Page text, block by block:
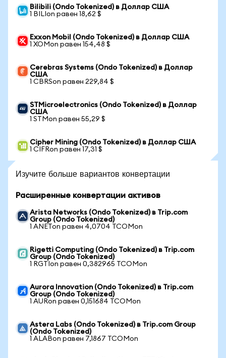
Bilibili (Ondo Tokenized) в Доллар США
1 BILIon равен 18,62 $
Exxon Mobil (Ondo Tokenized) в Доллар США
1 XOMon равен 154,48 $
Cerebras Systems (Ondo Tokenized) в Доллар
США
1 CBRSon равен 229,84 $
STMicroelectronics (Ondo Tokenized) в Доллар
США
1 STMon равен 55,29 $
Cipher Mining (Ondo Tokenized) в Доллар США
1 CIFRon равен 17,31 $
Изучите больше вариантов конвертации
Расширенные конвертации активов
Arista Networks (Ondo Tokenized) в Trip.com
Group (Ondo Tokenized)
1 ANETon равен 4,0704 TCOMon
Rigetti Computing (Ondo Tokenized) в Trip.com
Group (Ondo Tokenized)
1 RGTIon равен 0,382965 TCOMon
Aurora Innovation (Ondo Tokenized) в Trip.com
Group (Ondo Tokenized)
1 AURon равен 0,151684 TCOMon
Astera Labs (Ondo Tokenized) в Trip.com Group
(Ondo Tokenized)
1 ALABon равен 7,1867 TCOMon